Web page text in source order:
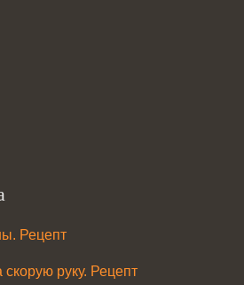
Рецепт
руку. Рецепт